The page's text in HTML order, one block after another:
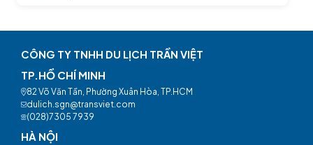
CÔNG TY TNHH DU LỊCH TRẦN VIỆT
TP.HỒ CHÍ MINH
82 Võ Văn Tần, Phường Xuân Hòa, TP.HCM
dulich.sgn@transviet.com
(028)7305 7939
HÀ NỘI